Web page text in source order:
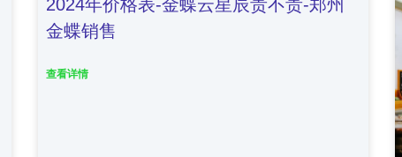
2024年价格表-金蝶云星辰贵不贵-郑州
金蝶销售
查看详情